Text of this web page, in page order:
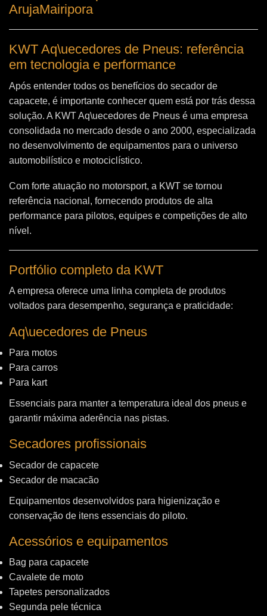
ArujaMairipora
KWT Aq\uecedores de Pneus: referência
em tecnologia e performance
Após entender todos os benefícios do secador de
capacete, é importante conhecer quem está por trás dessa
solução. A KWT Aq\uecedores de Pneus é uma empresa
consolidada no mercado desde o ano 2000, especializada
no desenvolvimento de equipamentos para o universo
automobilístico e motociclístico.
Com forte atuação no motorsport, a KWT se tornou
referência nacional, fornecendo produtos de alta
performance para pilotos, equipes e competições de alto
nível.
Portfólio completo da KWT
A empresa oferece uma linha completa de produtos
voltados para desempenho, segurança e praticidade:
Aq\uecedores de Pneus
Para motos
Para carros
Para kart
Essenciais para manter a temperatura ideal dos pneus e
garantir máxima aderência nas pistas.
Secadores profissionais
Secador de capacete
Secador de macacão
Equipamentos desenvolvidos para higienização e
conservação de itens essenciais do piloto.
Acessórios e equipamentos
Bag para capacete
Cavalete de moto
Tapetes personalizados
Segunda pele técnica